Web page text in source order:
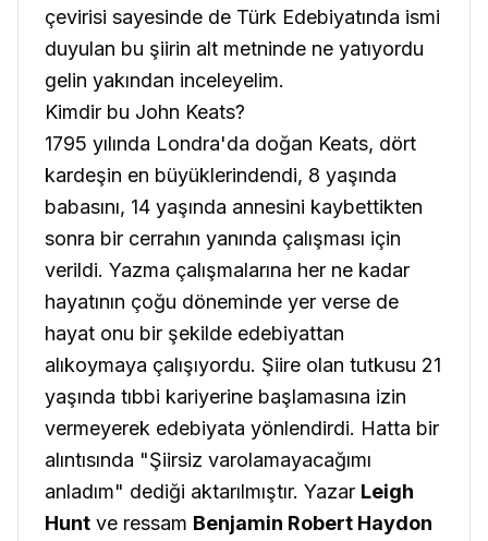
çevirisi sayesinde de Türk Edebiyatında ismi
duyulan bu şiirin alt metninde ne yatıyordu
gelin yakından inceleyelim.
Kimdir bu John Keats?
1795 yılında Londra'da doğan Keats, dört
kardeşin en büyüklerindendi, 8 yaşında
babasını, 14 yaşında annesini kaybettikten
sonra bir cerrahın yanında çalışması için
verildi. Yazma çalışmalarına her ne kadar
hayatının çoğu döneminde yer verse de
hayat onu bir şekilde edebiyattan
alıkoymaya çalışıyordu. Şiire olan tutkusu 21
yaşında tıbbi kariyerine başlamasına izin
vermeyerek edebiyata yönlendirdi. Hatta bir
alıntısında "Şiirsiz varolamayacağımı
anladım" dediği aktarılmıştır. Yazar Leigh
Hunt ve ressam Benjamin Robert Haydon